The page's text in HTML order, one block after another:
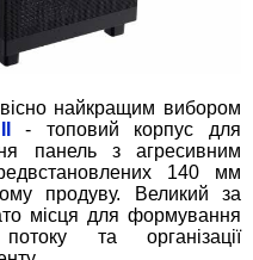
найкращим вибором
- топовий корпус для
панель з агресивним
140 мм
продуву. Великий за
місця для формування
та організації